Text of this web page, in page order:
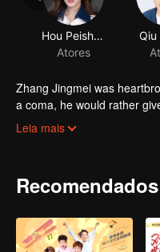
Hou Peishan
Atores
Zhang Jingmei was
a coma, he would rather
simple as his imagination.
Leia mais